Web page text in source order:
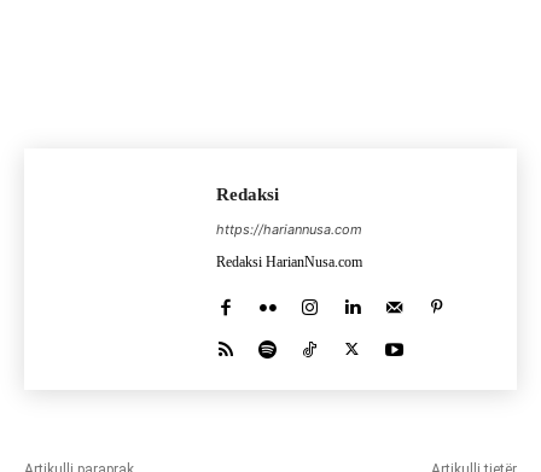
Redaksi
https://hariannusa.com
Redaksi HarianNusa.com